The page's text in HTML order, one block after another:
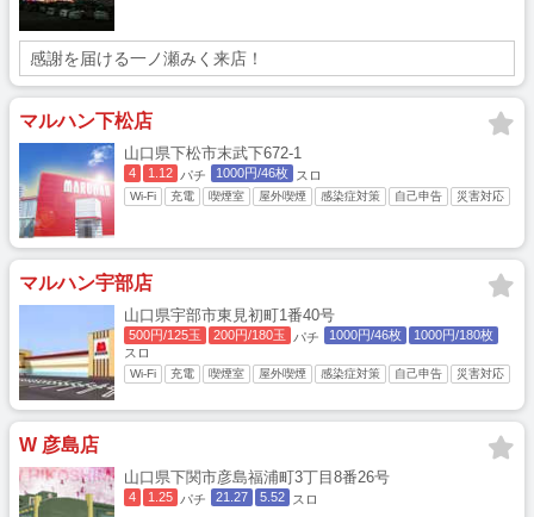
感謝を届ける一ノ瀬みく来店！
マルハン下松店
山口県下松市末武下672-1
4 1.12 パチ 1000円/46枚 スロ
Wi-Fi 充電 喫煙室 屋外喫煙 感染症対策 自己申告 災害対応
マルハン宇部店
山口県宇部市東見初町1番40号
500円/125玉 200円/180玉 パチ 1000円/46枚
1000円/180枚
スロ
Wi-Fi 充電 喫煙室 屋外喫煙 感染症対策 自己申告 災害対応
W 彦島店
山口県下関市彦島福浦町3丁目8番26号
4 1.25 パチ 21.27 5.52 スロ